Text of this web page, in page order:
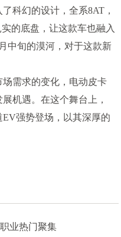
幻的设计，全系8AT，
的底盘，让这款车也融入
中旬的漠河，对于这款新
需求的变化，电动皮卡
机遇。在这个舞台上，
强势登场，以其深厚的
业热门聚集